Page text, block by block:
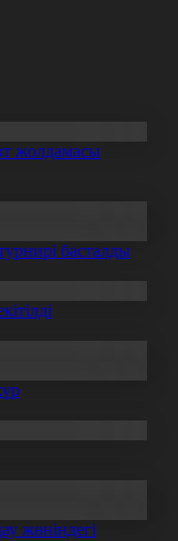
жолдамасы
басталды
жөніндегі